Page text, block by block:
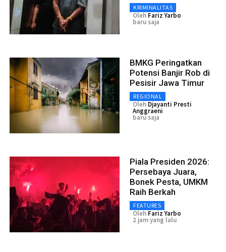
KRIMINALITAS
Oleh Fariz Yarbo
baru saja
BMKG Peringatkan
Potensi Banjir Rob di
Pesisir Jawa Timur
REGIONAL
Oleh Djayanti Presti
Anggraeni
baru saja
Piala Presiden 2026:
Persebaya Juara,
Bonek Pesta, UMKM
Raih Berkah
FEATURES
Oleh Fariz Yarbo
2 jam yang lalu